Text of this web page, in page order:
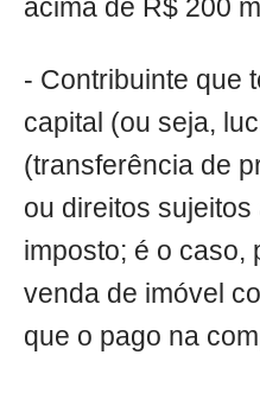
acima de R$ 200
- Contribuinte que
capital (ou seja,
(transferência de
ou direitos
imposto; é o caso,
venda de imóvel
que o pago na